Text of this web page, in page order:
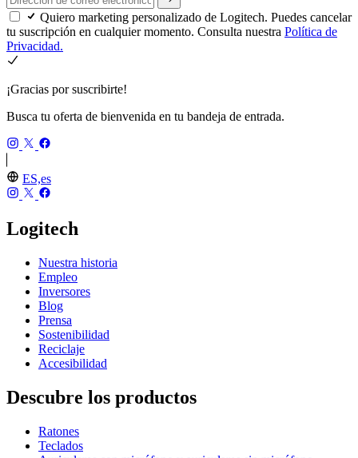
Quiero marketing personalizado de Logitech. Puedes cancelar
tu suscripción en cualquier momento. Consulta nuestra Política de
Privacidad.
¡Gracias por suscribirte!
Busca tu oferta de bienvenida en tu bandeja de entrada.
ES,es
Logitech
Nuestra historia
Empleo
Inversores
Blog
Prensa
Sostenibilidad
Reciclaje
Accesibilidad
Descubre los productos
Ratones
Teclados